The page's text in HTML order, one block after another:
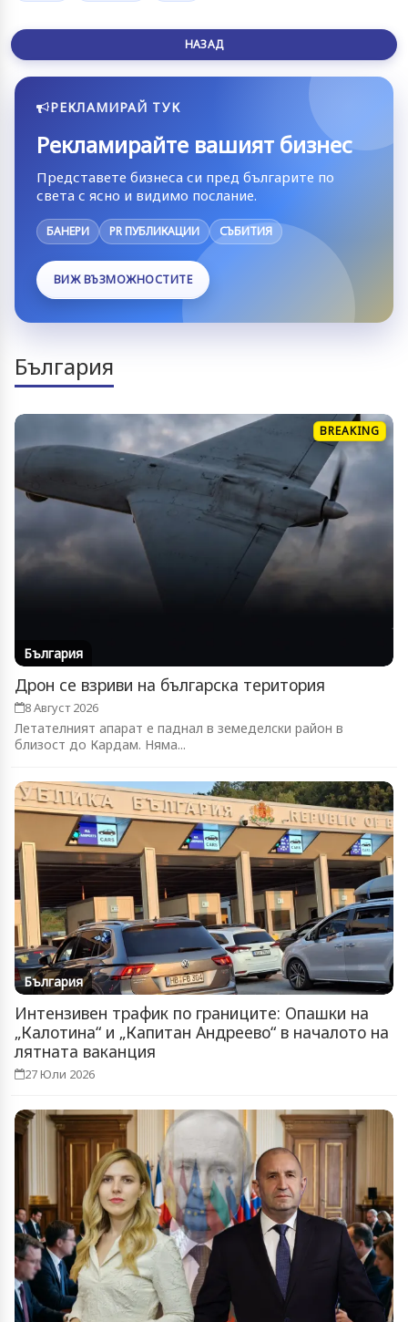
НАЗАД
РЕКЛАМИРАЙ ТУК
Рекламирайте вашият бизнес
Представете бизнеса си пред българите по
света с ясно и видимо послание.
БАНЕРИ PR ПУБЛИКАЦИИ СЪБИТИЯ
ВИЖ ВЪЗМОЖНОСТИТЕ
България
BREAKING
България
Дрон се взриви на българска територия
8 Август 2026
Летателният апарат е паднал в земеделски район в
близост до Кардам. Няма...
България
Интензивен трафик по границите: Опашки на
„Калотина“ и „Капитан Андреево“ в началото на
лятната ваканция
27 Юли 2026